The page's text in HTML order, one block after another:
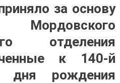
за основу
Мордовского
отделения
к 140-й
дня рождения